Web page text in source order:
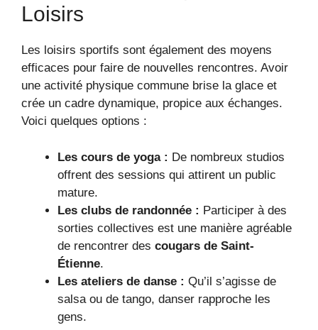
Loisirs
Les loisirs sportifs sont également des moyens
efficaces pour faire de nouvelles rencontres. Avoir
une activité physique commune brise la glace et
crée un cadre dynamique, propice aux échanges.
Voici quelques options :
Les cours de yoga : De nombreux studios
offrent des sessions qui attirent un public
mature.
Les clubs de randonnée : Participer à des
sorties collectives est une manière agréable
de rencontrer des cougars de Saint-
Étienne.
Les ateliers de danse : Qu’il s’agisse de
salsa ou de tango, danser rapproche les
gens.